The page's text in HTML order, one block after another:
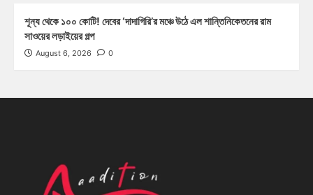
শূন্য থেকে ১০০ কোটি! দেবের ‘দাদাগিরি’র মঞ্চে উঠে এল শান্তিনিকেতনের রাম
সাওয়ের লড়াইয়ের গল্প
August 6, 2026 0